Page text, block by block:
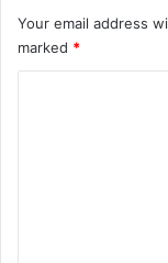
Your email address
marked *